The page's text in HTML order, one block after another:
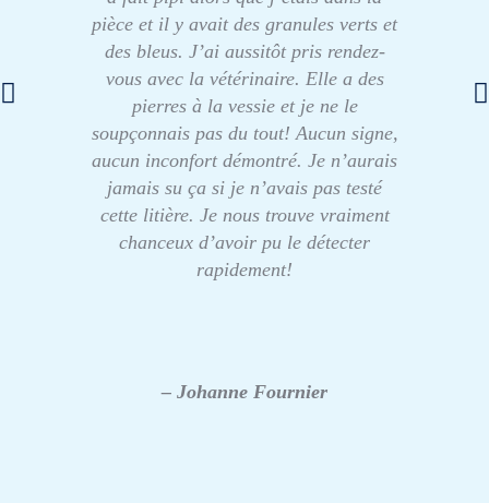
pièce et il y avait des granules verts et
des bleus. J’ai aussitôt pris rendez-
vous avec la vétérinaire. Elle a des
pierres à la vessie et je ne le
soupçonnais pas du tout! Aucun signe,
aucun inconfort démontré. Je n’aurais
jamais su ça si je n’avais pas testé
cette litière. Je nous trouve vraiment
chanceux d’avoir pu le détecter
rapidement!
– Johanne Fournier